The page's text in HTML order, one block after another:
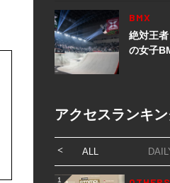
BMX
絶対王
の女子
アクセスランキ
ALL
1